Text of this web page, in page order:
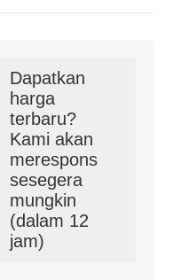
Dapatkan
harga
terbaru?
Kami akan
merespons
sesegera
mungkin
(dalam 12
jam)